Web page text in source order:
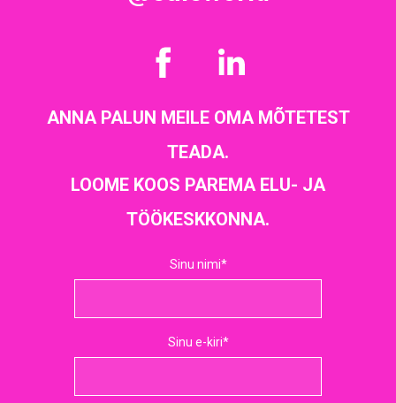
ANNA PALUN MEILE OMA MÕTETEST
TEADA.
LOOME KOOS PAREMA ELU- JA
TÖÖKESKKONNA.
Sinu nimi
Sinu e-kiri